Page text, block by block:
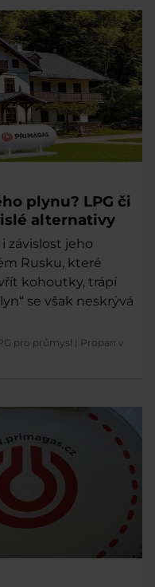
plynu? LPG či
alternativy
závislost jeho
Rusku, které
kohoutky, trápí
se však neskrývá
pro průmysl | Propan v